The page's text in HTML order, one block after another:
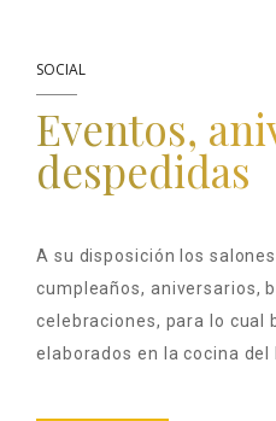
SOCIAL
Eventos,
despedidas
A su disposición los
cumpleaños, aniversarios,
celebraciones, para lo cual
elaborados en la cocina del